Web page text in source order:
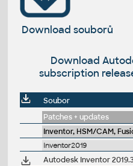
Download souborů
Download
subscription
Soubor
Patches + updates
Inventor, HSM/CAM,
Inventor2019